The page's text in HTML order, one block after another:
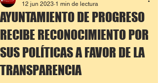
AYUNTAMIENTO DE PROGRESO
RECIBE RECONOCIMIENTO POR
SUS POLÍTICAS A FAVOR DE LA
TRANSPARENCIA
12 jun 2023 1 min de lectura